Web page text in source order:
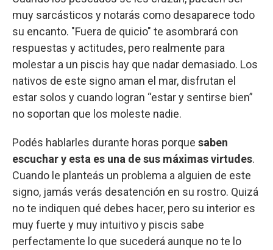
muy sarcásticos y notarás como desaparece todo
su encanto. "Fuera de quicio" te asombrará con
respuestas y actitudes, pero realmente para
molestar a un piscis hay que nadar demasiado. Los
nativos de este signo aman el mar, disfrutan el
estar solos y cuando logran “estar y sentirse bien”
no soportan que los moleste nadie.
Podés hablarles durante horas porque saben
escuchar y esta es una de sus máximas virtudes.
Cuando le planteás un problema a alguien de este
signo, jamás verás desatención en su rostro. Quizá
no te indiquen qué debes hacer, pero su interior es
muy fuerte y muy intuitivo y piscis sabe
perfectamente lo que sucederá aunque no te lo